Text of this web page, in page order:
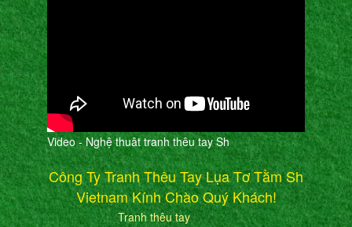
Video - Nghệ thuât tranh thêu tay Sh
Công Ty Tranh Thêu Tay Lụa Tơ Tằm Sh
Vietnam Kính Chào Quý Khách!
Tranh thêu tay